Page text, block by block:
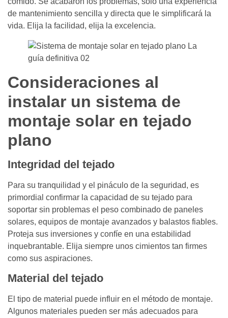
de mantenimiento sencilla y directa que le simplificará la
vida. Elija la facilidad, elija la excelencia.
Consideraciones al
instalar un sistema de
montaje solar en tejado
plano
Integridad del tejado
Para su tranquilidad y el pináculo de la seguridad, es
primordial confirmar la capacidad de su tejado para
soportar sin problemas el peso combinado de paneles
solares, equipos de montaje avanzados y balastos fiables.
Proteja sus inversiones y confíe en una estabilidad
inquebrantable. Elija siempre unos cimientos tan firmes
como sus aspiraciones.
Material del tejado
El tipo de material puede influir en el método de montaje.
Algunos materiales pueden ser más adecuados para